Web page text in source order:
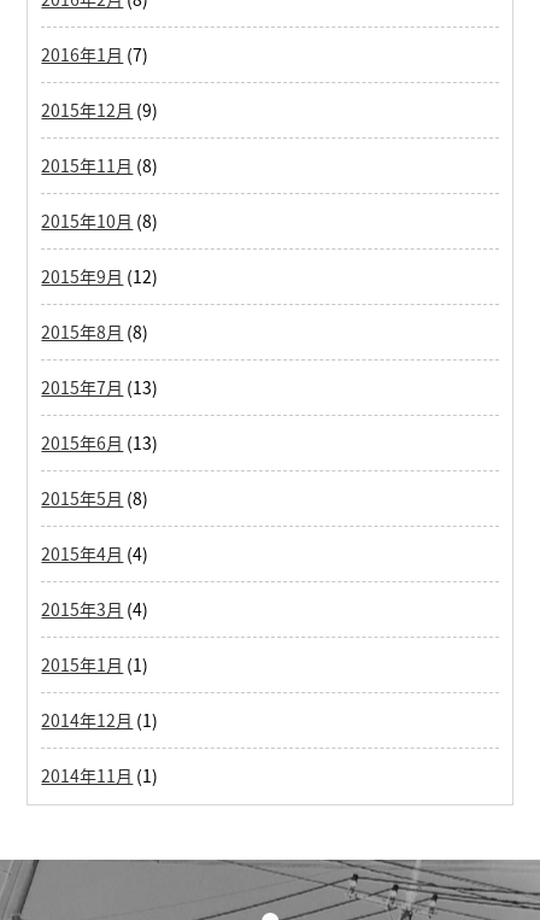
2016年1月 (7)
2015年12月 (9)
2015年11月 (8)
2015年10月 (8)
2015年9月 (12)
2015年8月 (8)
2015年7月 (13)
2015年6月 (13)
2015年5月 (8)
2015年4月 (4)
2015年3月 (4)
2015年1月 (1)
2014年12月 (1)
2014年11月 (1)